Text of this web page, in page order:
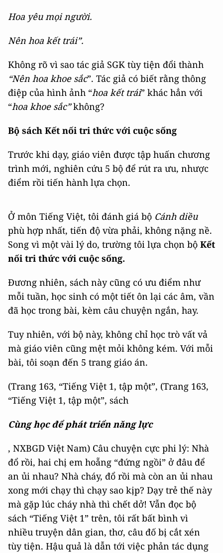
Hoa yêu mọi người.
Nên hoa kết trái”.
Không rõ vì sao tác giả SGK tùy tiện đổi thành
“Nên hoa khoe sắc”. Tác giả có biết rằng thông
điệp của hình ảnh “hoa kết trái” khác hẳn với
“hoa khoe sắc”không?
Bộ sách Kết nối tri thức với cuộc sống
Trước khi dạy, giáo viên được tập huấn chương
trình mới, nghiên cứu 5 bộ để rút ra ưu, nhược
điểm rồi tiến hành lựa chọn.
Ở môn Tiếng Việt, tôi đánh giá bộ Cánh diều
phù hợp nhất, tiến độ vừa phải, không nặng nề.
Song vì một vài lý do, trường tôi lựa chọn bộ Kết
nối tri thức với cuộc sống.
Đương nhiên, sách này cũng có ưu điểm như
mỗi tuần, học sinh có một tiết ôn lại các âm, vần
đã học trong bài, kèm câu chuyện ngắn, hay.
Tuy nhiên, với bộ này, không chỉ học trò vất vả
mà giáo viên cũng mệt mỏi không kém. Với mỗi
bài, tôi soạn đến 5 trang giáo án.
(Trang 163, “Tiếng Việt 1, tập một”, (Trang 163,
“Tiếng Việt 1, tập một”, sách
Cùng học để phát triển năng lực
, NXBGD Việt Nam) Câu chuyện cực phi lý: Nhà
đổ rồi, hai chị em hoẵng “đứng ngồi” ở đâu để
an ủi nhau? Nhà cháy, đổ rồi mà còn an ủi nhau
xong mới chạy thì chạy sao kịp? Dạy trẻ thế này
mà gặp lúc cháy nhà thì chết dở! Vẫn đọc bộ
sách “Tiếng Việt 1” trên, tôi rất bất bình vì
nhiều truyện dân gian, thơ, câu đố bị cắt xén
tùy tiện. Hậu quả là dẫn tới việc phản tác dụng